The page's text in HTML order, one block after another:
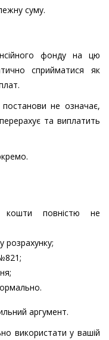
суму.
фонду на цю
сприйматися як
не означає,
та виплатить
кошти повністю не
розрахунку;
аргумент.
використати у вашій